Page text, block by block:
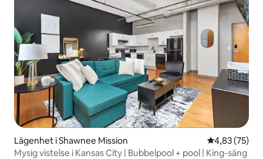
Lägenhet i Shawnee Mission 4,83 av 5 i
4,83 (75)
Mysig vistelse i Kansas City | Bubbelpool + pool | King-säng